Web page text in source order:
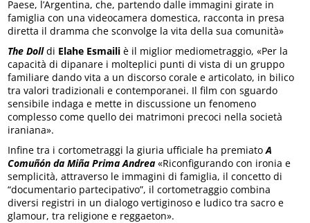
Paese, l’Argentina, che, partendo dalle immagini girate in
famiglia con una videocamera domestica, racconta in presa
diretta il dramma che sconvolge la vita della sua comunità»
The Doll di Elahe Esmaili è il miglior mediometraggio, «Per la
capacità di dipanare i molteplici punti di vista di un gruppo
familiare dando vita a un discorso corale e articolato, in bilico
tra valori tradizionali e contemporanei. Il film con sguardo
sensibile indaga e mette in discussione un fenomeno
complesso come quello dei matrimoni precoci nella società
iraniana».
Infine tra i cortometraggi la giuria ufficiale ha premiatoA
Comuñón da Miña Prima Andrea «Riconfigurando con ironia e
semplicità, attraverso le immagini di famiglia, il concetto di
“documentario partecipativo”, il cortometraggio combina
diversi registri in un dialogo vertiginoso e ludico tra sacro e
glamour, tra religione e reggaeton».